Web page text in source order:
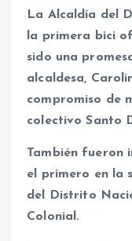
La Alcaldía del
la primera bici
sido una
alcaldesa,
compromiso de
colectivo Santo
También fueron
el primero en la
del Distrito
Colonial.